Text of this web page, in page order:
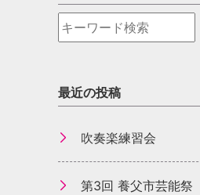
最近の投稿
吹奏楽練習会
第3回 養父市芸能祭